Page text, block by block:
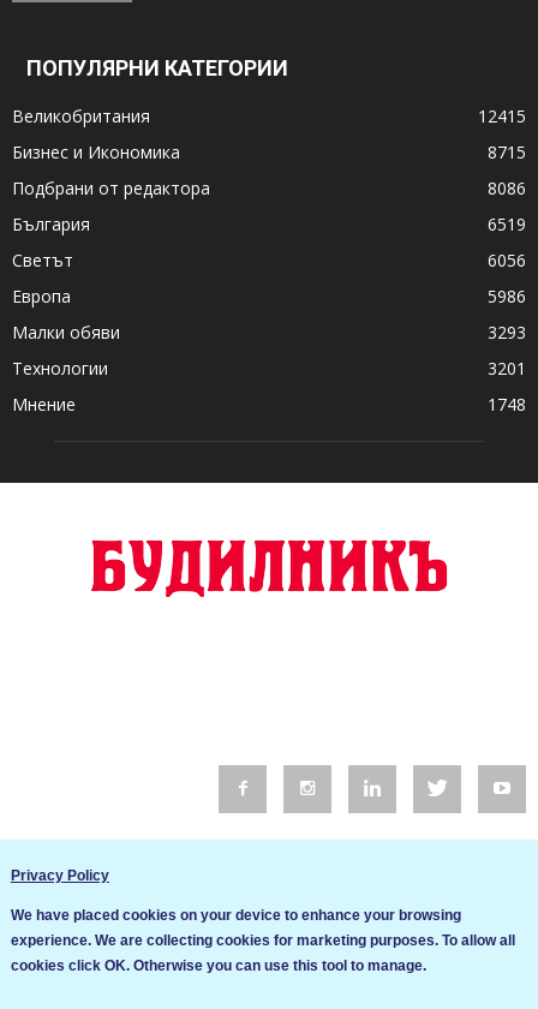
ПОПУЛЯРНИ КАТЕГОРИИ
Великобритания
12415
Бизнес и Икономика
8715
Подбрани от редактора
8086
България
6519
Светът
6056
Европа
5986
Малки обяви
3293
Технологии
3201
Мнение
1748
Общи условия
Privacy Policy
We have placed cookies on your device to enhance your browsing
experience. We are collecting cookies for marketing purposes. To allow all
cookies click OK. Otherwise you can use this tool to manage.
Ние използваме бисквитки за да подобрим услугите си. Ако
продължите да посещавате този сайт, ние приемаме, че се